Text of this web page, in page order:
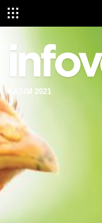
KASIM 2021